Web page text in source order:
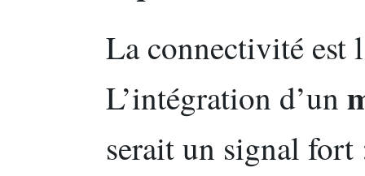
La connectivité est
L’intégration d’un
serait un signal